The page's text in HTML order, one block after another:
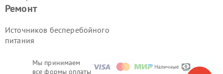
Мы принимаем
все формы оплаты
Ремонт
Источников бесперебойного
питания
в г.Нижний Новгород
бесперебойного питания PowerCom
в г.Новосибирск
Ремонт силовой части источника
Екатеринбург
Ремонт силовой части источника